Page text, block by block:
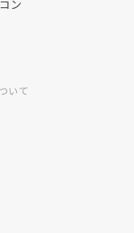
ン
いて